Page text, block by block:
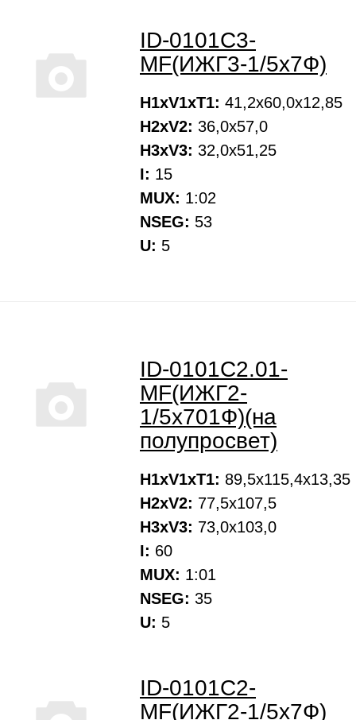
ID-0101С3-
MF(ИЖГ3-1/5х7Ф)
H1xV1xT1: 41,2х60,0х12,85
H2xV2: 36,0х57,0
H3xV3: 32,0х51,25
I: 15
MUX: 1:02
NSEG: 53
U: 5
ID-0101С2.01-
MF(ИЖГ2-
1/5х701Ф)(на
полупросвет)
H1xV1xT1: 89,5х115,4х13,35
H2xV2: 77,5х107,5
H3xV3: 73,0х103,0
I: 60
MUX: 1:01
NSEG: 35
U: 5
ID-0101С2-
MF(ИЖГ2-1/5х7Ф)